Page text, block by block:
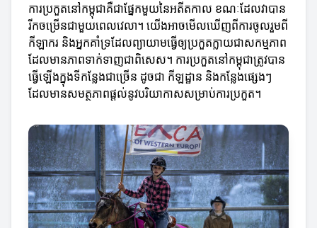
ការប្រកួតនៅកម្ពុជាគឺជាផ្នែកមួយនៃអតីតកាល ខណៈដែលវាបាន
រីកចម្រើនជាមួយពេលវេលា។ យើងអាចមើលឃើញពីការចូលរួមពី
កីឡាករ និងអ្នកគាំទ្រដែលព្យាយាមធ្វើឲ្យប្រកួតក្លាយជាសកម្មភាព
ដែលមានភាពទាក់ទាញជាពិសេស។ ការប្រកួតនៅកម្ពុជាត្រូវបាន
ធ្វើឡើងក្នុងទីកន្លែងជាច្រើន ដូចជា កីឡដ្ឋាន និងកន្លែងផ្សេងៗ
ដែលមានសមត្ថភាពផ្តល់នូវបរិយាកាសសម្រាប់ការប្រកួត។